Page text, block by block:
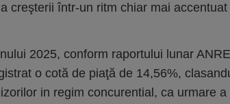
creşterii într-un ritm chiar mai
2025, conform raportului lunar
o cotă de piaţă de 14,56%,
in regim concurential, ca urmare a